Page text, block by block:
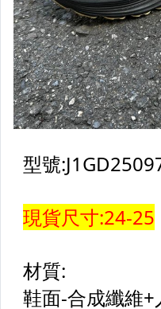
【籃球用品區】
【足球用品區】
【羽球&排球鞋用品區】
【桌球&網球田徑鞋用品區】
【配件】後背包
【配件】側背.旅行袋
【配件】襪子,鞋墊